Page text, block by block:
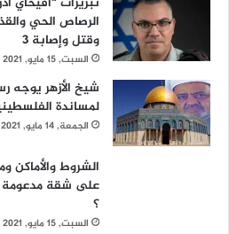
الرصاص الحي
وقتل وإصابة 3
السبت, 15 مايو, 2021 , 1:29 م
لمساندة
الجمعة, 14 مايو, 2021 , 10:24 م
الشروط والأماكن
على شقة مدعومة
؟
السبت, 15 مايو, 2021 , 12:49 م